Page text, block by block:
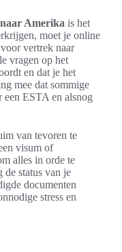
Amerika is het
moet je online
vertrek naar
vragen op het
en dat je het
mee dat sommige
ESTA en alsnog
van tevoren te
visum of
alles in orde te
de status van je
documenten
stress en